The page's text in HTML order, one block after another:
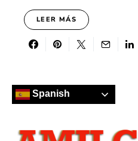
LEER MÁS
Spanish